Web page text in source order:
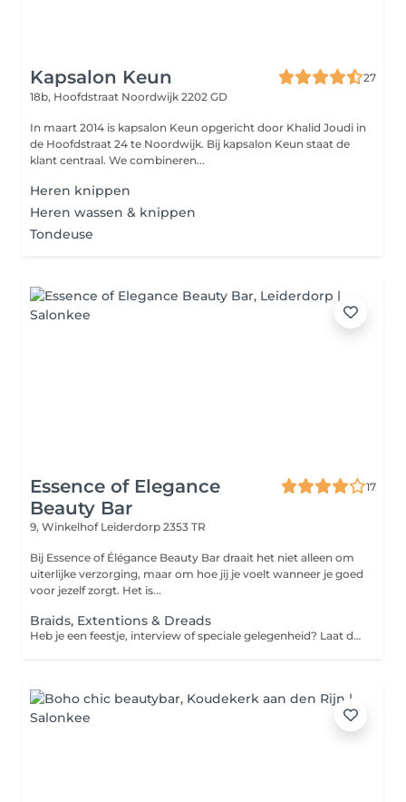
Kapsalon Keun
27
18b, Hoofdstraat Noordwijk 2202 GD
In maart 2014 is kapsalon Keun opgericht door Khalid Joudi in
de Hoofdstraat 24 te Noordwijk. Bij kapsalon Keun staat de
klant centraal. We combineren...
Heren knippen
Heren wassen & knippen
Tondeuse
Essence of Elegance
Beauty Bar
17
9, Winkelhof Leiderdorp 2353 TR
Bij Essence of Élégance Beauty Bar draait het niet alleen om
uiterlijke verzorging, maar om hoe jij je voelt wanneer je goed
voor jezelf zorgt. Het is...
Braids, Extentions & Dreads
Heb je een feestje, interview of speciale gelegenheid? Laat dan je haar invlechten door de specialist. Kies zelf hoeveel vlechten je wilt en je kunt weer mooi voor de dag komen!